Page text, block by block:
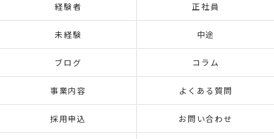
経験者 正社員
未経験 中途
ブログ コラム
事業内容 よくある質問
採用申込 お問い合わせ